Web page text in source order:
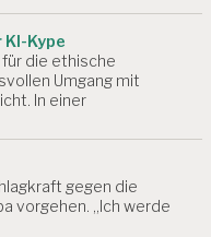
Kype
die ethische
Umgang mit
In einer
gegen die
vorgehen. „Ich werde